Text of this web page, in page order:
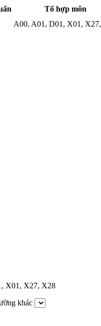
Tổ hợp môn
A00, A01, D01, X01, X27,
, X01, X27, X28
khác